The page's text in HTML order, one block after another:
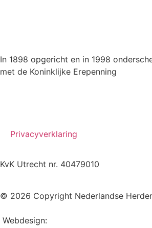
In 1898 opgericht en in 1998
met de Koninklijke Erepenning
Privacyverklaring
KvK Utrecht nr. 40479010
© 2026 Copyright Nederlandse
Webdesign: